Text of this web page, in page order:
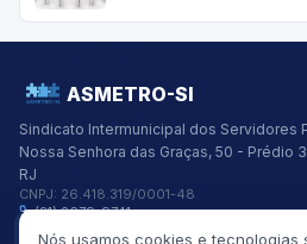
ASMETRO-SI
Sindicato Intermunicipal dos Servidores
Nossa Senhora das Graças, 50 - Prédio
RJ
CNPJ: 26.418.319/0001-48
(21) 2679-9741
asmetro@asmetro.org.br
Nós usamos cookies e tecnologias